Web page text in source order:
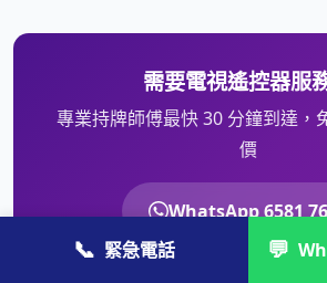
需要電視遙控器服
專業持牌師傅最快 30 分鐘到達，
價
WhatsApp 6581
📞 緊急電話 💬